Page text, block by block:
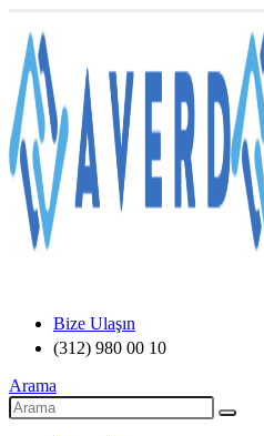
Bize Ulaşın
(312) 980 00 10
Arama